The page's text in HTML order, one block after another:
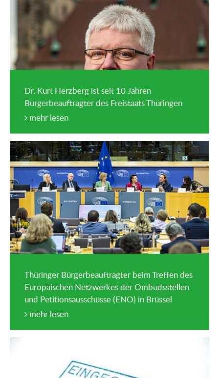
Dr. Kurt Herzberg ist seit 10 Jahren
Bürgerbeauftragter des Freistaats Thüringen
mehr lesen
Thüringer Bürgerbeauftragter beim Treffen des
Europäischen Netzwerkes der Ombudsstellen
und Petitionsausschüsse (ENO) in Brüssel
mehr lesen